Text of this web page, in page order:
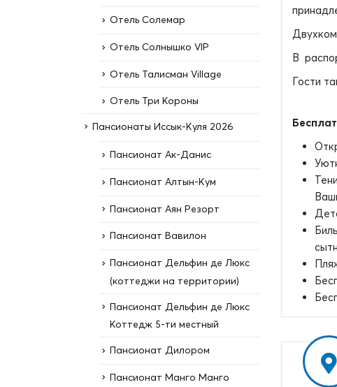
В
Гости
Отель Солемар
Отель Солнышко VIP
Отель Талисман Village
Отель Три Короны
Пансионаты Иссык-Куля 2026
Пансионат Ак-Данис
Пансионат Алтын-Кум
Пансионат Аян Резорт
Пансионат Вавилон
Пансионат Дельфин де Люкс
(коттеджи на территории)
Пансионат Дельфин де Люкс
Коттедж 5-ти местный
Пансионат Дилором
Пансионат Манго Манго